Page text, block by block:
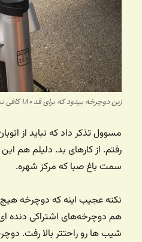
زین دوچرخه بیدود که برای قد ۱۸۰ کافی نیستن، هرچند می گن هستن
مسوول تذکر داد که نباید از
رفتم. از کارهای بد. دلیلم هم
سمت باغ صبا که مرکز شهره.
نکته عجیب اینه که دوچرخه هیچ
هم دوچرخه‌های اشتراکی دنده
شیب ها رو راحتتر بالا رفت.